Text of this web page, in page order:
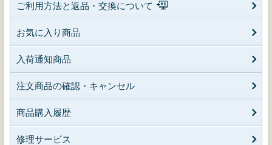
ご利用方法と返品・交換について
お気に入り商品
入荷通知商品
注文商品の確認・キャンセル
商品購入履歴
修理サービス